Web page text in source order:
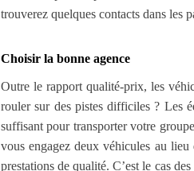
trouverez quelques contacts dans les
Choisir la bonne agence
Outre le rapport qualité-prix, les
rouler sur des pistes difficiles ? Les
suffisant pour transporter votre
vous engagez deux véhicules au lieu
prestations de qualité. C’est le cas